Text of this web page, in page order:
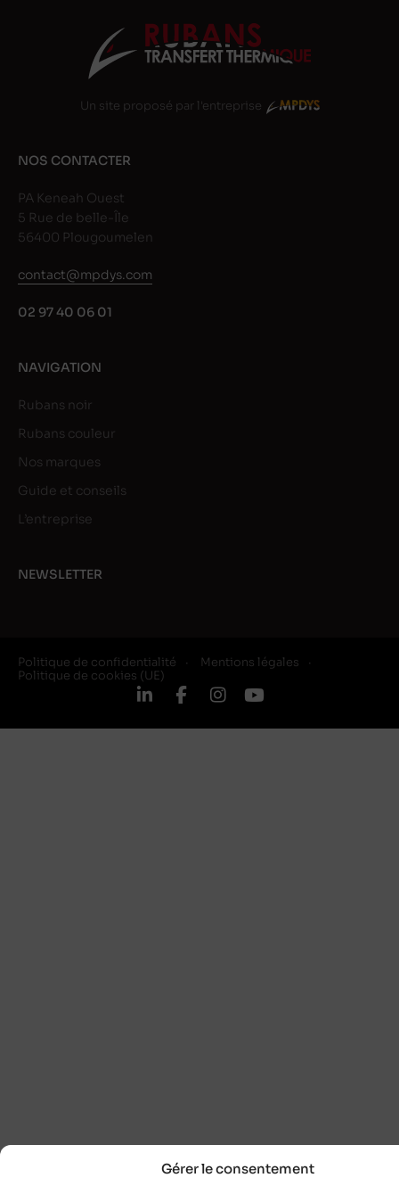
Gérer le consentement
Un site proposé par l'entreprise
NOS CONTACTER
PA Keneah Ouest
5 Rue de belle-Île
56400 Plougoumelen
contact@mpdys.com
02 97 40 06 01
NAVIGATION
Rubans noir
Rubans couleur
Nos marques
Guide et conseils
L’entreprise
NEWSLETTER
Politique de confidentialité
Mentions légales
Politique de cookies (UE)